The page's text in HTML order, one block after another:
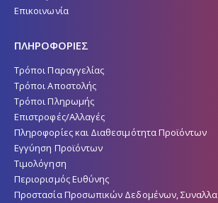
Σύνδεσμοι σε αυτόν τον ιστότοπο
Τρόποι Παραγγελίας
Τρόποι Αποστολής
Τρόποι Πληρωμής
Επιστροφές/Αλλαγές
Πληροφορίες και Διαθεσιμότητα Προϊόντων
Εγγύηση Προϊόντων
Τιμολόγηση
Περιορισμός Ευθύνης